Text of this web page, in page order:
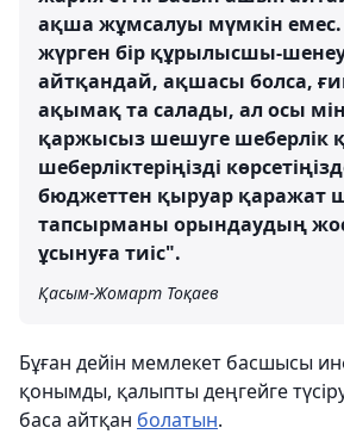
ақша жұмсалуы мүмкін емес.
жүрген бір құрылысшы-
айтқандай, ақшасы болса,
ақымақ та салады, ал осы
қаржысыз шешуге шеберлік
шеберліктеріңізді
бюджеттен қыруар қаражат
тапсырманы орындаудың
ұсынуға тиіс".
Қасым-Жомарт Тоқаев
Бұған дейін мемлекет басшысы
қонымды, қалыпты деңгейге
баса айтқан болатын.